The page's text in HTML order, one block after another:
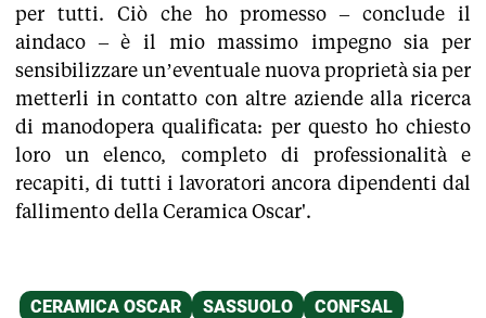
per tutti. Ciò che ho promesso – conclude il
aindaco – è il mio massimo impegno sia per
sensibilizzare un’eventuale nuova proprietà sia per
metterli in contatto con altre aziende alla ricerca
di manodopera qualificata: per questo ho chiesto
loro un elenco, completo di professionalità e
recapiti, di tutti i lavoratori ancora dipendenti dal
fallimento della Ceramica Oscar'.